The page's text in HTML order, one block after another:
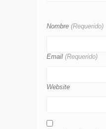
Nombre (Requerido)
Email (Requerido)
Website